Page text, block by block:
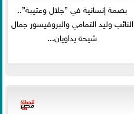
بصمة إنسانية في ”جلال وعتيبة”..
النائب وليد التمامي والبروفيسور جمال
شيحة يداويان...